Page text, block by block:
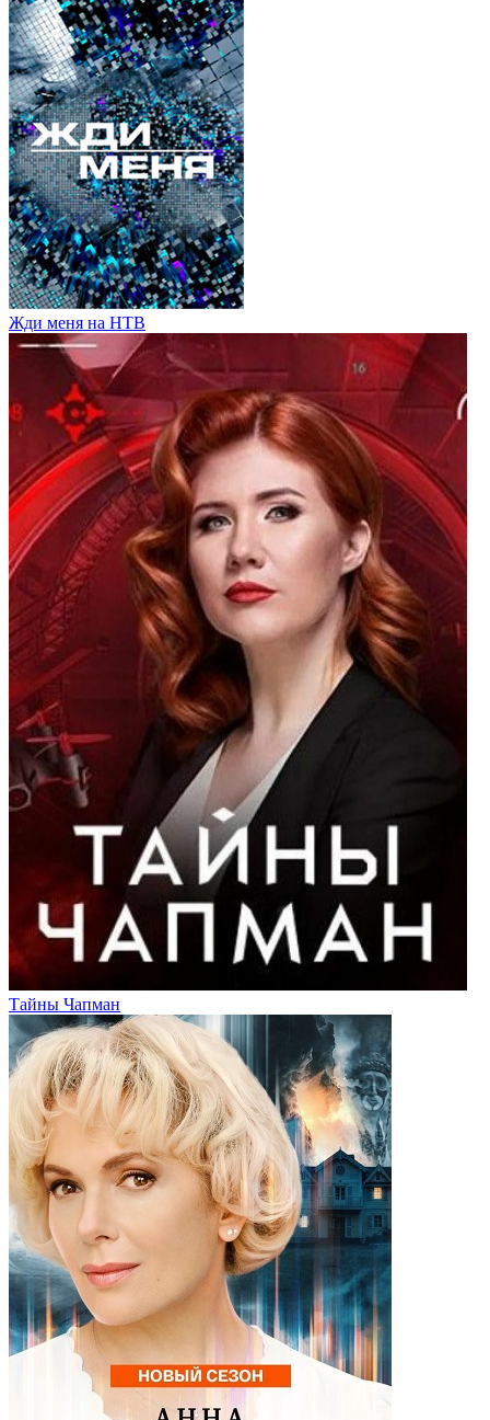
Жди меня на НТВ
Тайны Чапман